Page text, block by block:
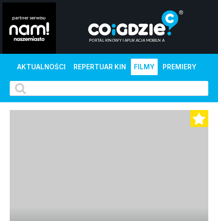
AKTUALNOŚCI REPERTUAR KIN FILMY PREMIERY